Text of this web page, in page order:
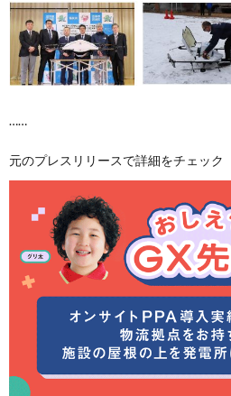
……
元のプレスリリースで詳細をチェック